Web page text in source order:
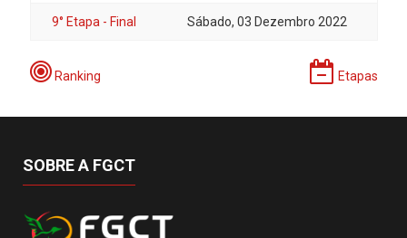
9° Etapa - Final Sábado, 03 Dezembro 2022
Ranking Etapas
SOBRE A FGCT